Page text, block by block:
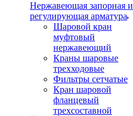
Нержавеющая запорная и
регулирующая арматура
Шаровой кран
муфтовый
нержавеющий
Краны шаровые
трехходовые
Фильтры сетчатые
Кран шаровой
фланцевый
трехсоставной